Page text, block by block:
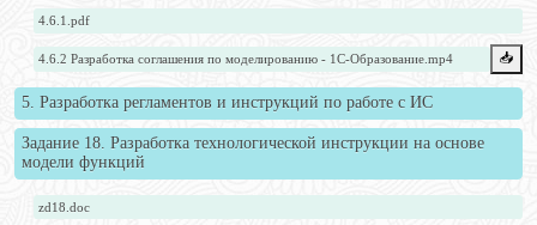
4.6.1.pdf
4.6.2 Разработка соглашения по моделированию - 1С-Образование.mp4 📥️
5. Разработка регламентов и инструкций по работе с ИС
Задание 18. Разработка технологической инструкции на основе
модели функций
zd18.doc